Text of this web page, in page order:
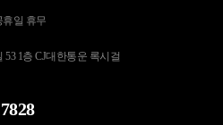
휴일 휴무
1층 CJ대한통운 록시걸